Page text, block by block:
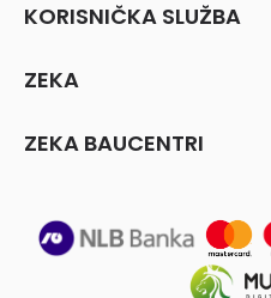
KORISNIČKA SLUŽBA
ZEKA
ZEKA BAUCENTRI